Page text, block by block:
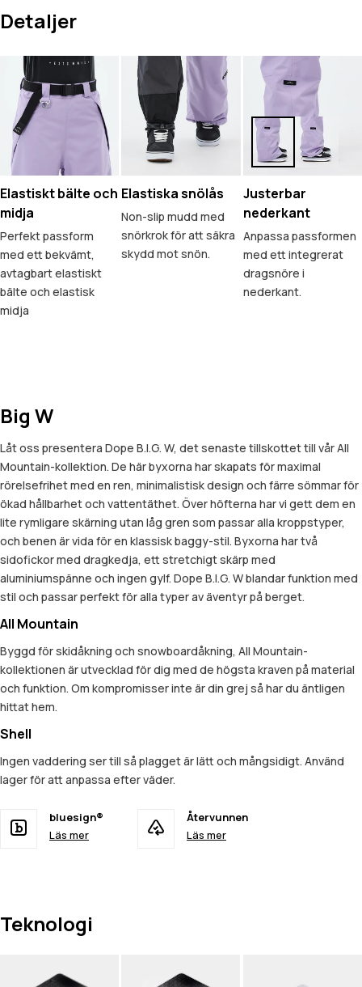
Detaljer
Elastiskt bälte och
midja
Perfekt passform
med ett bekvämt,
avtagbart elastiskt
bälte och elastisk
midja
Elastiska snölås
Non-slip mudd med
snörkrok för att säkra
skydd mot snön.
Justerbar
nederkant
Anpassa passformen
med ett integrerat
dragsnöre i
nederkant.
Big W
Låt oss presentera Dope B.I.G. W, det senaste tillskottet till vår All
Mountain-kollektion. De här byxorna har skapats för maximal
rörelsefrihet med en ren, minimalistisk design och färre sömmar för
ökad hållbarhet och vattentäthet. Över höfterna har vi gett dem en
lite rymligare skärning utan låg gren som passar alla kroppstyper,
och benen är vida för en klassisk baggy-stil. Byxorna har två
sidofickor med dragkedja, ett stretchigt skärp med
aluminiumspänne och ingen gylf. Dope B.I.G. W blandar funktion med
stil och passar perfekt för alla typer av äventyr på berget.
All Mountain
Byggd för skidåkning och snowboardåkning, All Mountain-
kollektionen är utvecklad för dig med de högsta kraven på material
och funktion. Om kompromisser inte är din grej så har du äntligen
hittat hem.
Shell
Ingen vaddering ser till så plagget är lätt och mångsidigt. Använd
lager för att anpassa efter väder.
bluesign®
Läs mer
Återvunnen
Läs mer
Teknologi